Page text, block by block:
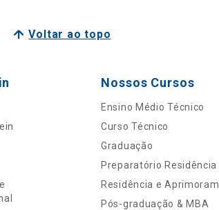
Voltar ao topo
Nossos Cursos
Ensino Médio Técnico
Curso Técnico
Graduação
Preparatório Residência
Residência e
Pós-graduação & MBA